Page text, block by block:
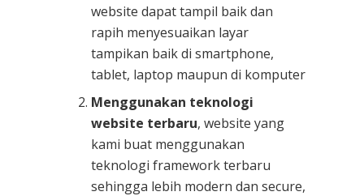
website dapat tampil baik dan
rapih menyesuaikan layar
tampikan baik di smartphone,
tablet, laptop maupun di komputer
Menggunakan teknologi
website terbaru, website yang
kami buat menggunakan
teknologi framework terbaru
sehingga lebih modern dan secure,